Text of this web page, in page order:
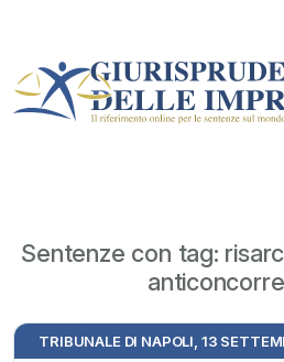
Sentenze con tag:
TRIBUNALE DI NAPOLI, 13